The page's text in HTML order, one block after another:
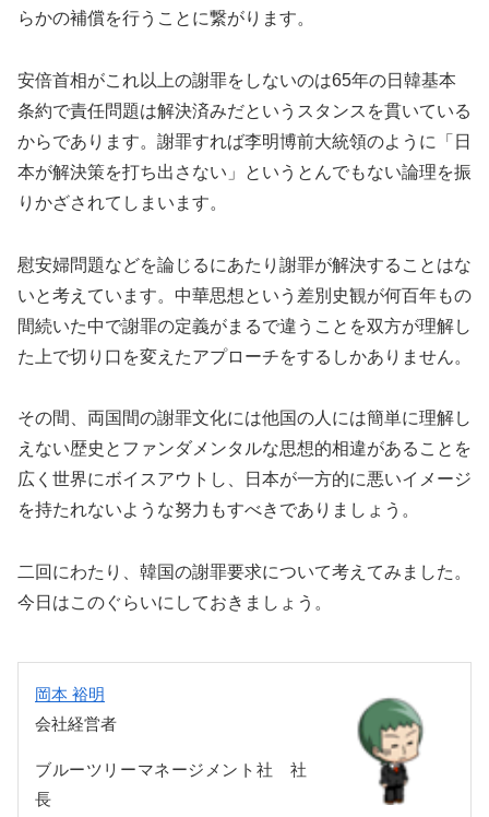
らかの補償を行うことに繋がります。
安倍首相がこれ以上の謝罪をしないのは65年の日韓基本
条約で責任問題は解決済みだというスタンスを貫いている
からであります。謝罪すれば李明博前大統領のように「日
本が解決策を打ち出さない」というとんでもない論理を振
りかざされてしまいます。
慰安婦問題などを論じるにあたり謝罪が解決することはな
いと考えています。中華思想という差別史観が何百年もの
間続いた中で謝罪の定義がまるで違うことを双方が理解し
た上で切り口を変えたアプローチをするしかありません。
その間、両国間の謝罪文化には他国の人には簡単に理解し
えない歴史とファンダメンタルな思想的相違があることを
広く世界にボイスアウトし、日本が一方的に悪いイメージ
を持たれないような努力もすべきでありましょう。
二回にわたり、韓国の謝罪要求について考えてみました。
今日はこのぐらいにしておきましょう。
岡本 裕明
会社経営者
ブルーツリーマネージメント社 社
長